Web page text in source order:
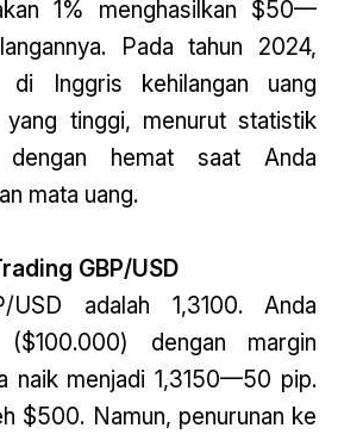
1% menghasilkan $50—
Pada tahun 2024,
di Inggris kehilangan uang
tinggi, menurut statistik
dengan hemat saat Anda
mata uang.
GBP/USD
USD adalah 1,3100. Anda
dengan margin
naik menjadi 1,3150—50 pip.
$500. Namun, penurunan ke